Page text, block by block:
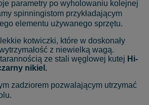
parametry po wyholowaniu kolejnej
spinningistom przykładającym
elementu używanego sprzętu.
kotwiczki, które w doskonały
z niewielką wagą.
ze stali węglowej kutej Hi-
nikiel.
zadziorem pozwalającym utrzymać